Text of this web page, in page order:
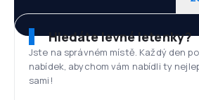
Hledáte levné letenky?
Jste na správném místě. Každý den
nabídek, abychom vám nabídli ty
sami!